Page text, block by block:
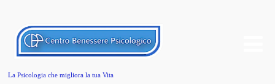
La Psicologia che migliora la tua Vita